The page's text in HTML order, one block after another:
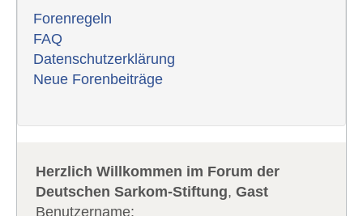
Forenregeln
FAQ
Datenschutzerklärung
Neue Forenbeiträge
Herzlich Willkommen im Forum der
Deutschen Sarkom-Stiftung,Gast
Benutzername: